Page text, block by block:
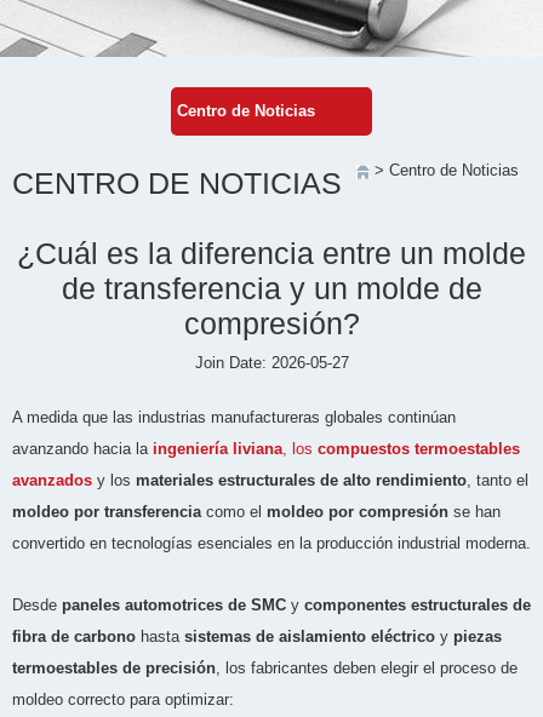
Centro de Noticias
CENTRO DE NOTICIAS > Centro de Noticias
¿Cuál es la diferencia entre un molde
de transferencia y un molde de
compresión?
Join Date: 2026-05-27
A medida que las industrias manufactureras globales continúan
avanzando hacia la ingeniería liviana, los compuestos termoestables
avanzados y los materiales estructurales de alto rendimiento, tanto el
moldeo por transferenciacomo el moldeo por compresión se han
convertido en tecnologías esenciales en la producción industrial moderna.
Desde paneles automotrices de SMC y componentes estructurales de
fibra de carbono hasta sistemas de aislamiento eléctrico y piezas
termoestables de precisión, los fabricantes deben elegir el proceso de
moldeo correcto para optimizar: